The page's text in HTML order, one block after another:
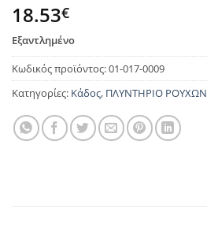
18.53€
Εξαντλημένο
Κωδικός προϊόντος:01-017-0009
Κατηγορίες: Κάδος, ΠΛΥΝΤΗΡΙΟ ΡΟΥΧΩΝ